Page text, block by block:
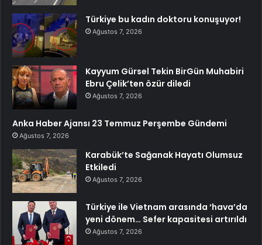
Türkiye bu kadın doktoru konuşuyor!
Ağustos 7, 2026
Kayyum Gürsel Tekin BirGün Muhabiri
Ebru Çelik’ten özür diledi
Ağustos 7, 2026
Anka Haber Ajansı 23 Temmuz Perşembe Gündemi
Ağustos 7, 2026
Karabük’te Sağanak Hayatı Olumsuz
Etkiledi
Ağustos 7, 2026
Türkiye ile Vietnam arasında ‘hava’da
yeni dönem… Sefer kapasitesi artırıldı
Ağustos 7, 2026